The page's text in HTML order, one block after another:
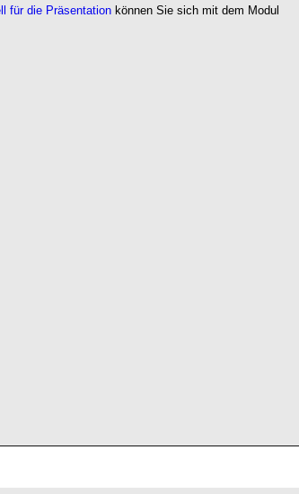
für die Präsentation können Sie sich mit dem Modul